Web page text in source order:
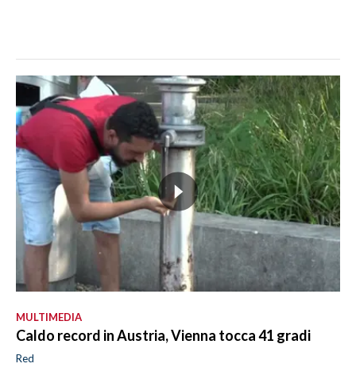
MULTIMEDIA
Caldo record in Austria, Vienna tocca 41 gradi
Red